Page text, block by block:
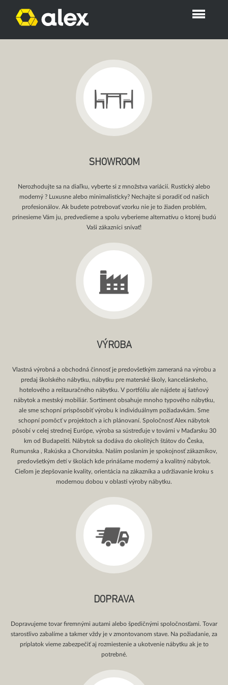
SHOWROOM
Nerozhodujte sa na diaľku, vyberte si z množstva variácií. Rustický alebo
moderný ? Luxusne alebo minimalisticky? Nechajte si poradiť od našich
profesionálov. Ak budete potrebovať vzorku nie je to žiaden problém,
prinesieme Vám ju, predvedieme a spolu vyberieme alternatívu o ktorej budú
Vaši zákazníci snívať!
VÝROBA
Vlastná výrobná a obchodná činnosť je predovšetkým zameraná na výrobu a
predaj školského nábytku, nábytku pre materské školy, kancelárskeho,
hotelového a reštauračného nábytku. V portfóliu ale nájdete aj šatňový
nábytok a mestský mobiliár. Sortiment obsahuje mnoho typového nábytku,
ale sme schopní prispôsobiť výrobu k individuálnym požiadavkám. Sme
schopní pomôcť v projektoch a ich plánovaní. Spoločnosť Alex nábytok
pôsobí v celej strednej Európe, výroba sa sústreďuje v továrni v Maďarsku 30
km od Budapešti. Nábytok sa dodáva do okolitých štátov do Česka,
Rumunska , Rakúska a Chorvátska. Naším poslaním je spokojnosť zákazníkov,
predovšetkým detí v školách kde prinášame moderný a kvalitný nábytok.
Cieľom je zlepšovanie kvality, orientácia na zákazníka a udržiavanie kroku s
modernou dobou v oblasti výroby nábytku.
DOPRAVA
Dopravujeme tovar firemnými autami alebo špedičnými spoločnosťami. Tovar
starostlivo zabalíme a takmer vždy je v zmontovanom stave. Na požiadanie, za
príplatok vieme zabezpečiť aj rozmiestenie a ukotvenie nábytku ak je to
potrebné.